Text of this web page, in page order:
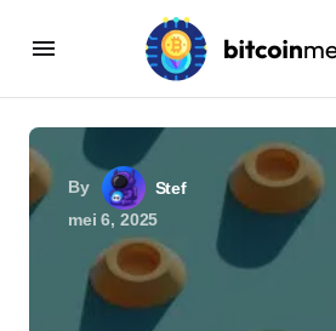
By
Stef
mei 6, 2025